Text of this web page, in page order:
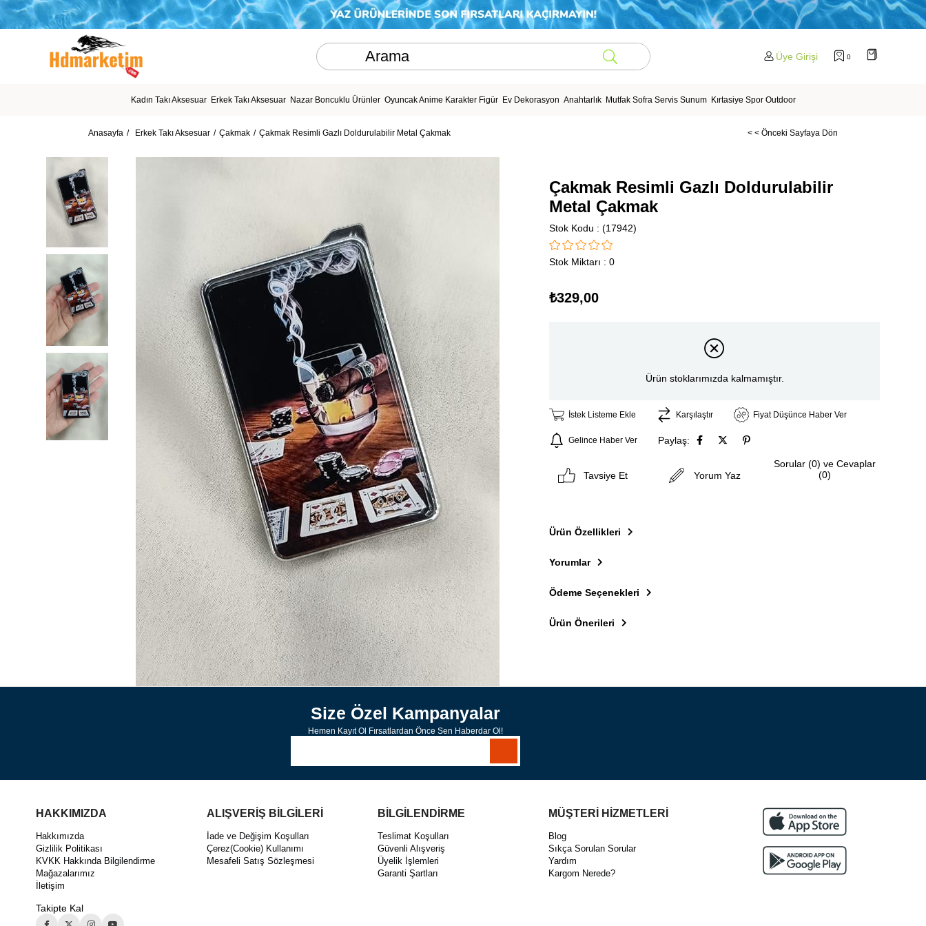
Üye Girişi 0
Kadın Takı Aksesuar Erkek Takı Aksesuar Nazar Boncuklu Ürünler Oyuncak Anime Karakter Figür Ev Dekorasyon Anahtarlık Mutfak Sofra Servis Sunum Kırtasiye Spor Outdoor
Anasayfa Erkek Takı Aksesuar Çakmak Çakmak Resimli Gazlı Doldurulabilir Metal Çakmak < < Önceki Sayfaya Dön
Çakmak Resimli Gazlı Doldurulabilir
Metal Çakmak
Stok Kodu (17942)
Stok Miktarı : 0
₺329,00
Ürün stoklarımızda kalmamıştır.
İstek Listeme Ekle Karşılaştır Fiyat Düşünce Haber Ver
Gelince Haber Ver Paylaş:
Tavsiye Et Yorum Yaz
Sorular (0) ve Cevaplar
(0)
Ürün Özellikleri
Yorumlar
Ödeme Seçenekleri
Ürün Önerileri
Size Özel Kampanyalar
Hemen Kayıt Ol Fırsatlardan Önce Sen Haberdar Ol!
HAKKIMIZDA
Hakkımızda
Gizlilik Politikası
KVKK Hakkında Bilgilendirme
Mağazalarımız
İletişim
Takipte Kal
ALIŞVERİŞ BİLGİLERİ
İade ve Değişim Koşulları
Çerez(Cookie) Kullanımı
Mesafeli Satış Sözleşmesi
BİLGİLENDİRME
Teslimat Koşulları
Güvenli Alışveriş
Üyelik İşlemleri
Garanti Şartları
MÜŞTERİ HİZMETLERİ
Blog
Sıkça Sorulan Sorular
Yardım
Kargom Nerede?